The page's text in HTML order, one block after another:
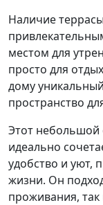
Наличие
местом для
просто для
дому
пространство
Этот небольшой
идеально
удобство и уют,
жизни. Он
проживания, так